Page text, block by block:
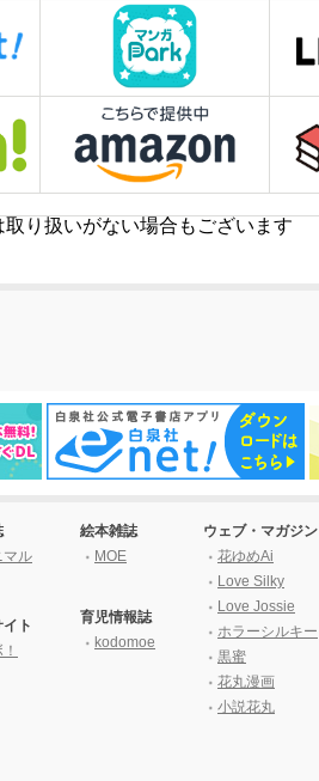
り扱いがない場合もございます
マル
ト
絵本雑誌
MOE
育児情報誌
kodomoe
ウェブ・マガジン
花ゆめAi
Love Silky
Love Jossie
ホラーシルキー
黒蜜
花丸漫画
小説花丸